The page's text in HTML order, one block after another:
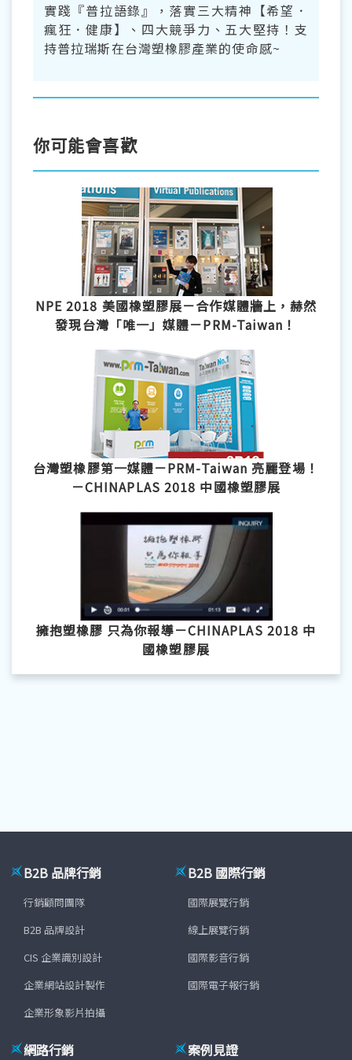
實踐『普拉語錄』，落實三大精神【希望．
瘋狂．健康】、四大競爭力、五大堅持！支
持普拉瑞斯在台灣塑橡膠產業的使命感~
你可能會喜歡
NPE 2018 美國橡塑膠展－合作媒體牆上，赫然
發現台灣「唯一」媒體－PRM-Taiwan！
台灣塑橡膠第一媒體－PRM-Taiwan 亮麗登場！
－CHINAPLAS 2018 中國橡塑膠展
擁抱塑橡膠 只為你報導－CHINAPLAS 2018 中
國橡塑膠展
B2B 品牌行銷
行銷顧問團隊
B2B 品牌設計
CIS 企業識別設計
企業網站設計製作
企業形象影片拍攝
B2B 國際行銷
國際展覽行銷
線上展覽行銷
國際影音行銷
國際電子報行銷
網路行銷 案例見證